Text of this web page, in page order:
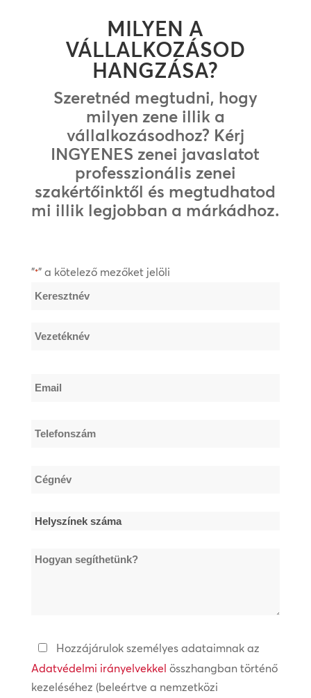
MILYEN A
VÁLLALKOZÁSOD
HANGZÁSA?
Szeretnéd megtudni, hogy
milyen zene illik a
vállalkozásodhoz? Kérj
INGYENES zenei javaslatot
professzionális zenei
szakértőinktől és megtudhatod
mi illik legjobban a márkádhoz.
"*" a kötelező mezőket jelöli
Név
Keresztnév
Email
Telefonszám
Cégnév
Helyszínek
*Hogyan
Adatvédelmi
irányelvek
*
Hozzájárulok személyes adataimnak az
Adatvédelmi irányelvekkel összhangban történő
kezeléséhez (beleértve a nemzetközi